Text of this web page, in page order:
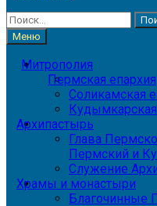
Найти:
Меню
Митрополия
Пермская епархия
Соликамская
Архипастырь
Глава
Пермский и
Служение
Храмы и монастыри
Благочинные